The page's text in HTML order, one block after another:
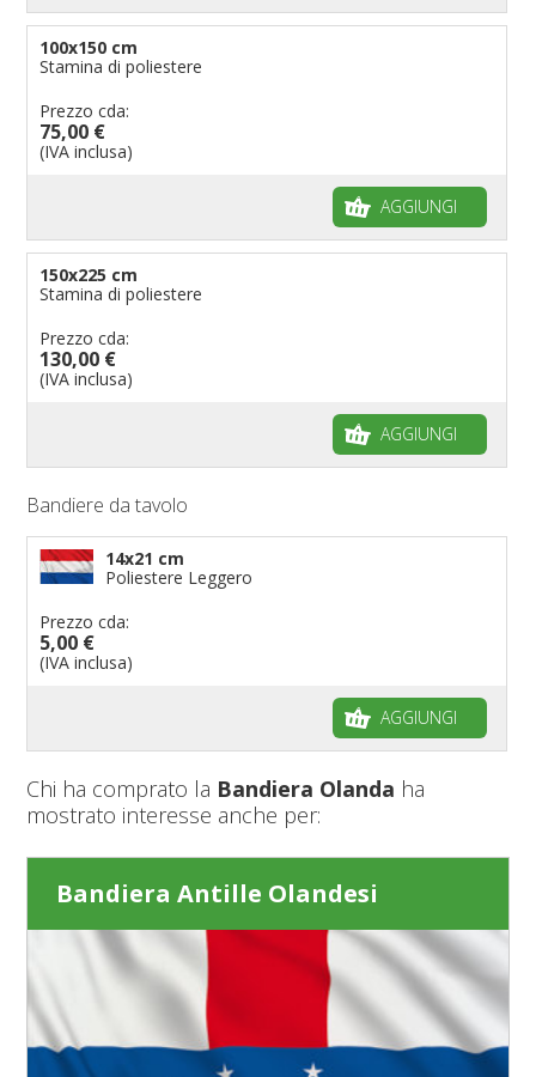
100x150 cm
Stamina di poliestere
Prezzo cda:
75,00 €
(IVA inclusa)
AGGIUNGI
150x225 cm
Stamina di poliestere
Prezzo cda:
130,00 €
(IVA inclusa)
AGGIUNGI
Bandiere da tavolo
14x21 cm
Poliestere Leggero
Prezzo cda:
5,00 €
(IVA inclusa)
AGGIUNGI
Chi ha comprato la Bandiera Olanda ha
mostrato interesse anche per:
Bandiera Antille Olandesi